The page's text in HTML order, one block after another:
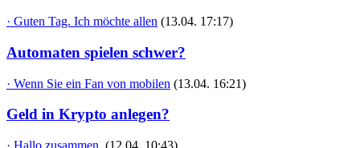
· Guten Tag. Ich möchte allen (13.04. 17:17)
Automaten spielen schwer?
· Wenn Sie ein Fan von mobilen (13.04. 16:21)
Geld in Krypto anlegen?
· Hallo zusammen, (12.04. 10:43)